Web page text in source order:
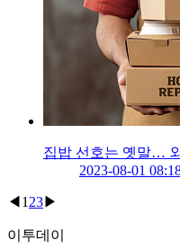
집밥 선호는 옛말…
2023-08-01
◀ 1 23▶
이투데이